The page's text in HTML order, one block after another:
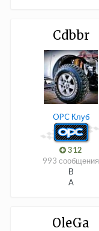
Cdbbr
OPC Клуб
312
993 сообщения
В
A
OleGa